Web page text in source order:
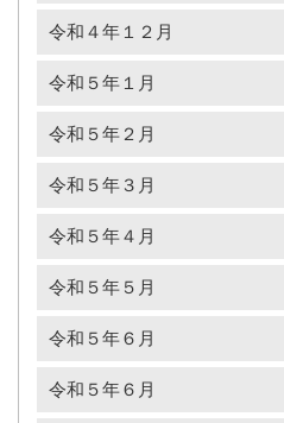
令和４年１２月
令和５年１月
令和５年２月
令和５年３月
令和５年４月
令和５年５月
令和５年６月
令和５年６月